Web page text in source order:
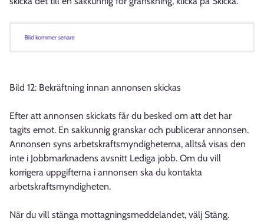
Bild 12: Bekräftning innan annonsen skickas
Efter att annonsen skickats får du besked om att det har
tagits emot. En sakkunnig granskar och publicerar annonsen.
Annonsen syns arbetskraftsmyndigheterna, alltså visas den
inte i Jobbmarknadens avsnitt Lediga jobb. Om du vill
korrigera uppgifterna i annonsen ska du kontakta
arbetskraftsmyndigheten.
När du vill stänga mottagningsmeddelandet, välj Stäng.